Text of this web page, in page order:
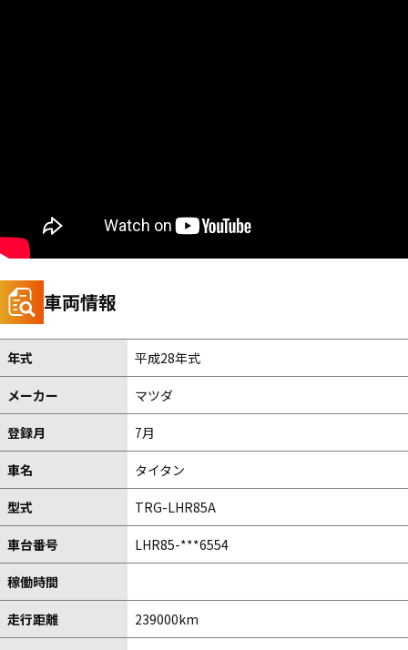
車両情報
年式 平成28年式
メーカー マツダ
登録月 7月
車名 タイタン
型式 TRG-LHR85A
車台番号 LHR85-***6554
稼働時間
走行距離 239000km